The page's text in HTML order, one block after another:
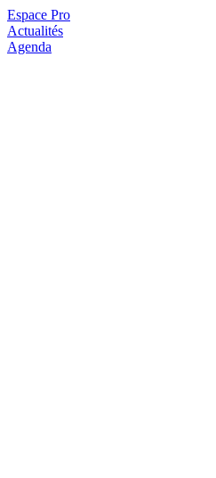
Espace Pro
Actualités
Agenda